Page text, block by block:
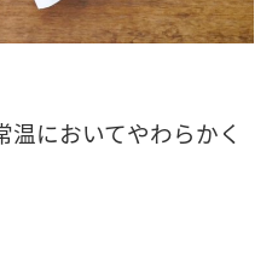
においてやわらかく